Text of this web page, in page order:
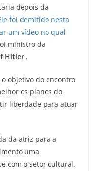
depois da
foi demitido nesta
um vídeo no qual
ministro da
Hitler .
objetivo do encontro
os planos do
liberdade para atuar
da atriz para a
uma
com o setor cultural.